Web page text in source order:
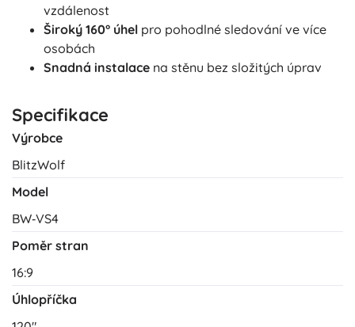
vzdálenost
Široký 160° úhel pro pohodlné sledování ve více
osobách
Snadná instalace na stěnu bez složitých úprav
Specifikace
Výrobce
BlitzWolf
Model
BW‑VS4
Poměr stran
16:9
Úhlopříčka